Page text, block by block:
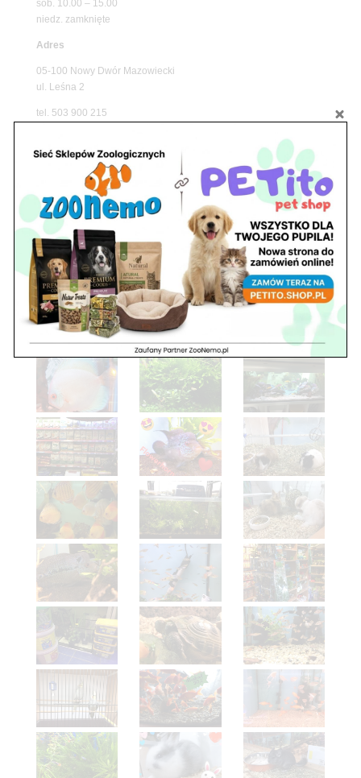
sob. 10.00 – 15.00
niedz. zamknięte
Adres
05-100 Nowy Dwór Mazowiecki
ul. Leśna 2
tel. 503 900 215
pon. – piąt. 10.00 – 19.00
sob. 8.00 – 15.00
niedz. zamknięte